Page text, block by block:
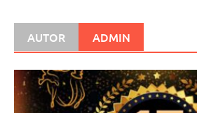
AUTOR ADMIN